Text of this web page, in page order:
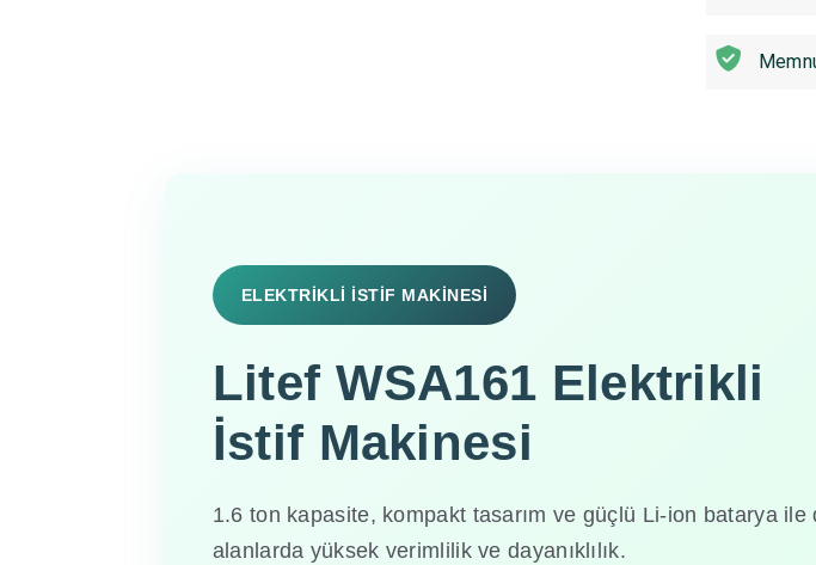
ELEKTRİKLİ İSTİF MAKİNESİ
Litef WSA161 Elektrikli
İstif Makinesi
1.6 ton kapasite, kompakt tasarım ve güçlü Li-ion batarya ile
alanlarda yüksek verimlilik ve dayanıklılık.